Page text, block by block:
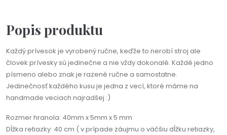
Popis produktu
Každý prívesok je vyrobený ručne, keďže to nerobí stroj ale
človek prívesky sú jedinečne a nie vždy dokonalé. Každé jedno
písmeno alebo znak je razené ručne a samostatne.
Jedinečnosť každého kusu je jedna z vecí, ktoré máme na
handmade veciach najradšej :)
Rozmer hranola: 40mm x 5mm x 5 mm
Dĺžka retiazky: 40 cm ( v prípade záujmu o väčšiu dĺžku retiazky,